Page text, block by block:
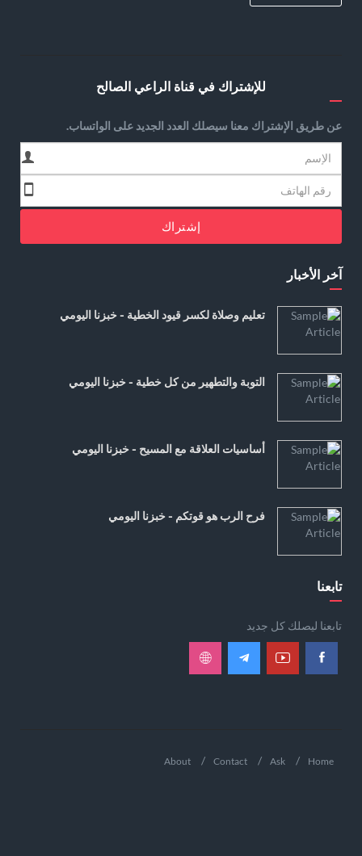
للإشتراك في قناة الراعي الصالح
عن طريق الإشتراك معنا سيصلك العدد الجديد على الواتساب.
إشتراك
آخر الأخبار
تعليم وصلاة لكسر قيود الخطية - خبزنا اليومي
التوبة والتطهير من كل خطية - خبزنا اليومي
أساسيات العلاقة مع المسيح - خبزنا اليومي
فرح الرب هو قوتكم - خبزنا اليومي
تابعنا
تابعنا ليصلك كل جديد
Home
Ask
Contact
About